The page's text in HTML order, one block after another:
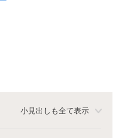
小見出しも全て表示